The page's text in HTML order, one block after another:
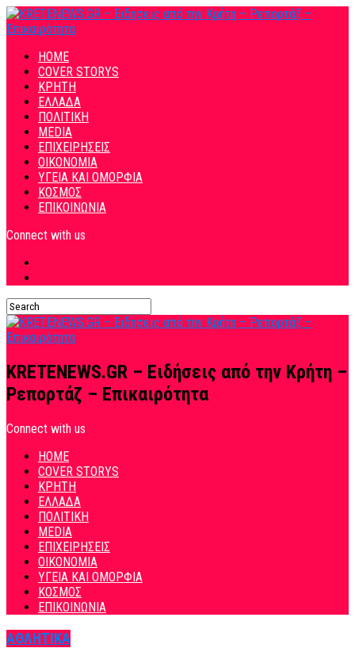
HOME
COVER STORYS
ΚΡΗΤΗ
ΕΛΛΑΔΑ
ΠΟΛΙΤΙΚΗ
MEDIA
ΕΠΙΧΕΙΡΗΣΕΙΣ
ΟΙΚΟΝΟΜΙΑ
ΥΓΕΙΑ ΚΑΙ ΟΜΟΡΦΙΑ
ΚΟΣΜΟΣ
ΕΠΙΚΟΙΝΩΝΙΑ
Connect with us
KRETENEWS.GR – Ειδήσεις από την Κρήτη –
Ρεπορτάζ – Επικαιρότητα
Connect with us
HOME
COVER STORYS
ΚΡΗΤΗ
ΕΛΛΑΔΑ
ΠΟΛΙΤΙΚΗ
MEDIA
ΕΠΙΧΕΙΡΗΣΕΙΣ
ΟΙΚΟΝΟΜΙΑ
ΥΓΕΙΑ ΚΑΙ ΟΜΟΡΦΙΑ
ΚΟΣΜΟΣ
ΕΠΙΚΟΙΝΩΝΙΑ
ΑΘΛΗΤΙΚΑ